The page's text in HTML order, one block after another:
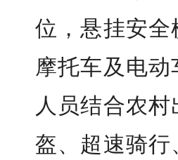
位，悬挂安
摩托车及电
人员结合农
盔、超速骑